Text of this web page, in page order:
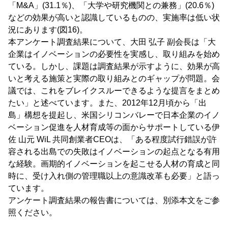
「M&A」(31.1％)、「大学や研究機関との兼務」(20.6％)
などの効果が高いと認識しているものの、実施率は低い状
況にあります(図16)。
本アンケート調査結果について、大田 弘子 副会長は「大
企業はイノベーションの必要性を実感し、取り組みを始め
ている。しかし、課題は調査結果が示すように、効果が高
いと考える施策と実際の取り組みとのギャップが問題。会
議では、これをブレイクスルーできるような提言をまとめ
たい」と述べています。また、2012年12月頃から「出
島」構想を提起し、米国シリコンバレーで日本企業のイノ
ベーション促進を人材育成等の面からサポートしている伊
佐 山元 WiL 共同創業者CEOは、「ある程度試行錯誤が許
容される出島での失敗はイノベーションの起点となる有用
な経験。画期的イノベーションを起こせる人材の育成と同
時に、受け入れ側の管理職以上の意識改革も必要」と語っ
ています。
アンケート調査結果の報告書については、別添本文をご参
照ください。